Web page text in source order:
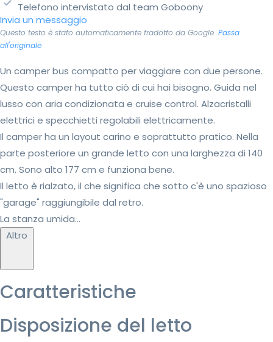
Telefono intervistato dal team Goboony
Invia un messaggio
Questo testo è stato automaticamente tradotto da Google. Passa
all'originale
Un camper bus compatto per viaggiare con due persone.
Questo camper ha tutto ciò di cui hai bisogno. Guida nel
lusso con aria condizionata e cruise control. Alzacristalli
elettrici e specchietti regolabili elettricamente.
Il camper ha un layout carino e soprattutto pratico. Nella
parte posteriore un grande letto con una larghezza di 140
cm. Sono alto 177 cm e funziona bene.
Il letto è rialzato, il che significa che sotto c'è uno spazioso
"garage" raggiungibile dal retro.
La stanza umida...
Altro
Caratteristiche
Disposizione del letto